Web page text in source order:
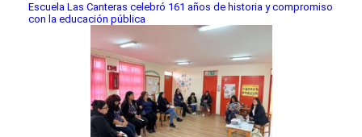
Escuela Las Canteras celebró 161 años de historia y compromiso
con la educación pública